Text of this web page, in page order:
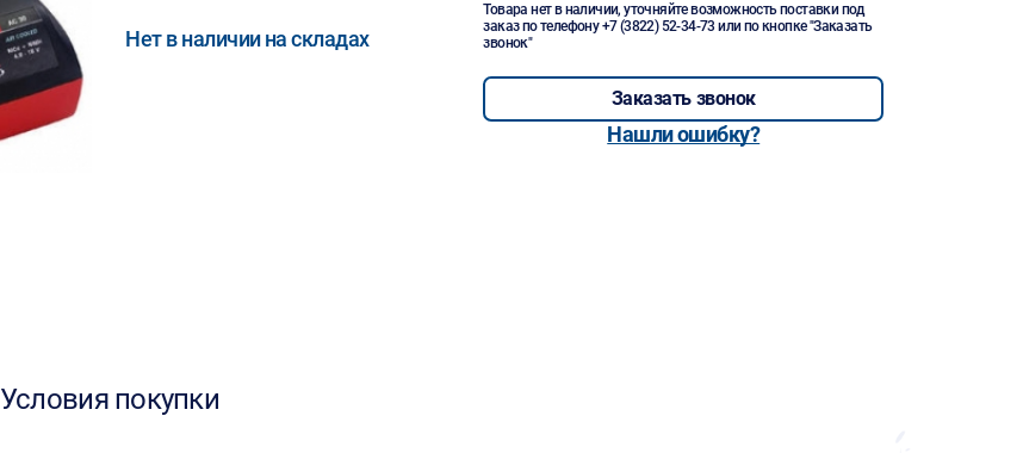
Нет в наличии на складах
Товара нет в наличии, уточняйте возможность поставки под
заказ по телефону+7 (3822) 52-34-73 или по кнопке "Заказать
звонок"
Заказать звонок
Нашли ошибку?
Условия покупки